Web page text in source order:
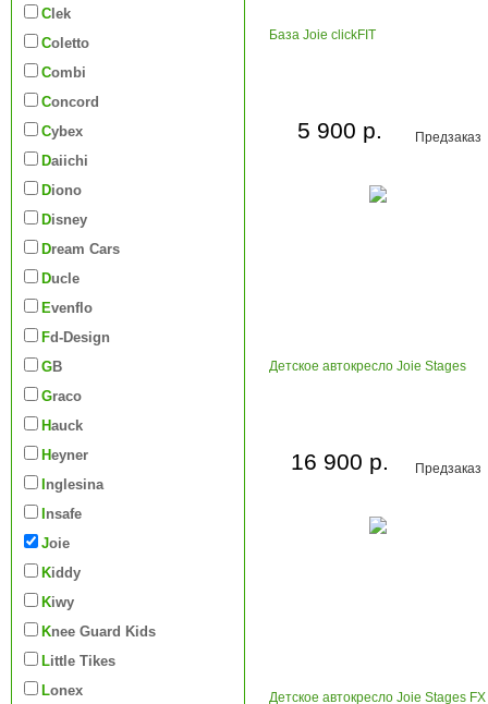
Clek
Coletto
Combi
Concord
Cybex
Daiichi
Diono
Disney
Dream Cars
Ducle
Evenflo
Fd-Design
GB
Graco
Hauck
Heyner
Inglesina
Insafe
Joie
Kiddy
Kiwy
Knee Guard Kids
Little Tikes
Lonex
База Joie clickFIT
Предзаказ
5 900 р.
Детское автокресло Joie Stages
Предзаказ
16 900 р.
Детское автокресло Joie Stages FX